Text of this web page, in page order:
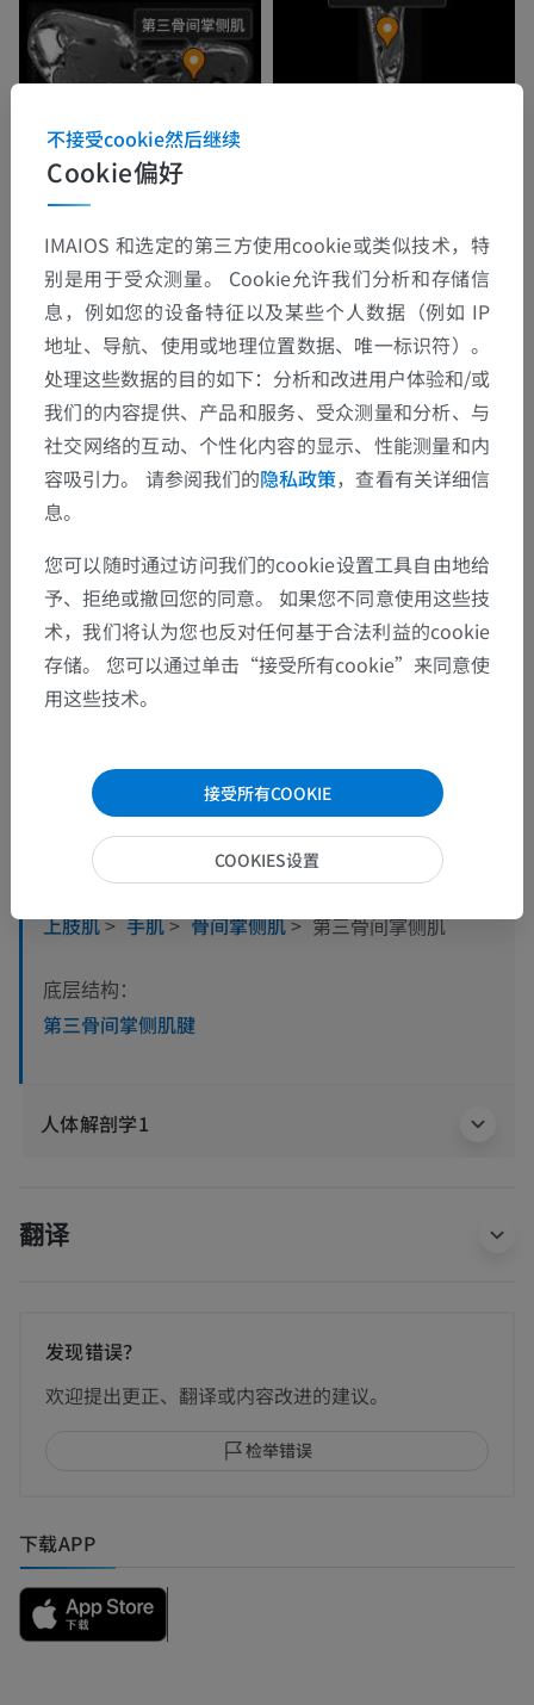
人体解剖学2
肌肉骨骼系统> 肌肉系统> 上肢肌肉系统
上肢肌> 手肌> 骨间掌侧肌> 第三骨间掌侧肌
底层结构：
第三骨间掌侧肌腱
人体解剖学1
翻译
发现错误？
欢迎提出更正、翻译或内容改进的建议。
检举错误
下载APP
Cookie偏好
不接受cookie然后继续
IMAIOS 和选定的第三方使用cookie或类似技术，特
别是用于受众测量。 Cookie允许我们分析和存储信
息，例如您的设备特征以及某些个人数据（例如 IP
地址、导航、使用或地理位置数据、唯一标识符）。
处理这些数据的目的如下：分析和改进用户体验和/或
我们的内容提供、产品和服务、受众测量和分析、与
社交网络的互动、个性化内容的显示、性能测量和内
容吸引力。 请参阅我们的隐私政策，查看有关详细信
息。
您可以随时通过访问我们的cookie设置工具自由地给
予、拒绝或撤回您的同意。 如果您不同意使用这些技
术，我们将认为您也反对任何基于合法利益的cookie
存储。 您可以通过单击“接受所有cookie”来同意使
用这些技术。
接受所有COOKIE
COOKIES设置